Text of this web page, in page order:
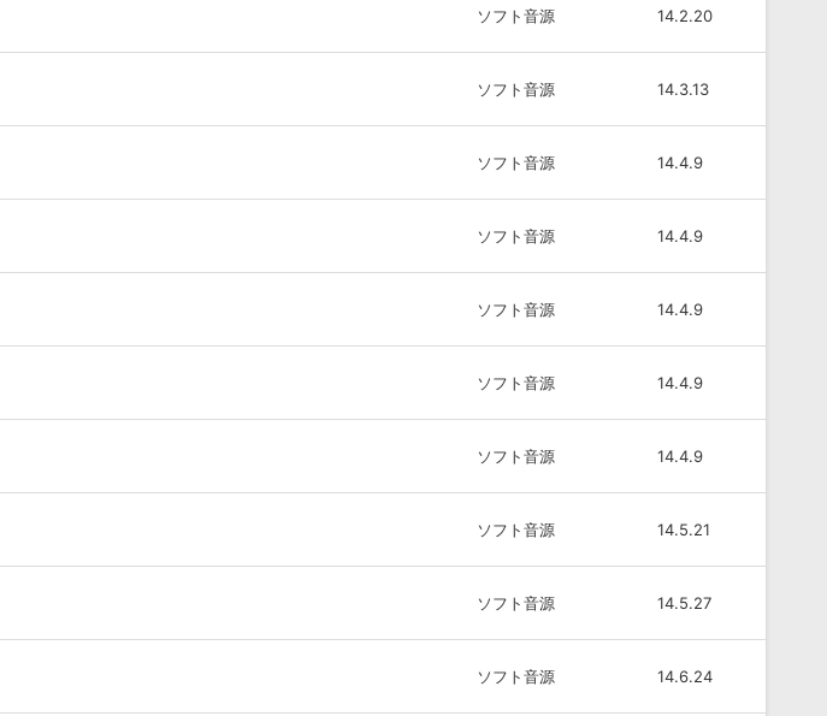
ソフト音源 14.2.20
ソフト音源 14.3.13
ソフト音源 14.4.9
ソフト音源 14.4.9
ソフト音源 14.4.9
ソフト音源 14.4.9
ソフト音源 14.4.9
ソフト音源 14.5.21
ソフト音源 14.5.27
ソフト音源 14.6.24